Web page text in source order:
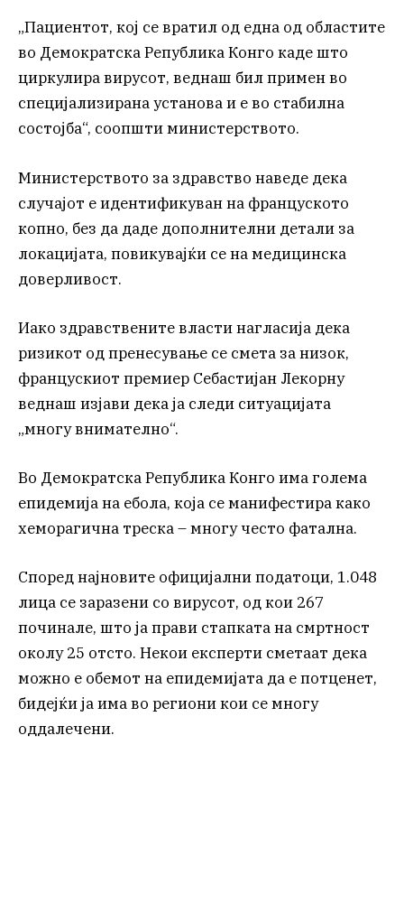
„Пациентот, кој се вратил од една од областите
во Демократска Република Конго каде што
циркулира вирусот, веднаш бил примен во
специјализирана установа и е во стабилна
состојба“, соопшти министерството.
Министерството за здравство наведе дека
случајот е идентификуван на француското
копно, без да даде дополнителни детали за
локацијата, повикувајќи се на медицинска
доверливост.
Иако здравствените власти нагласија дека
ризикот од пренесување се смета за низок,
францускиот премиер Себастијан Лекорну
веднаш изјави дека ја следи ситуацијата
„многу внимателно“.
Во Демократска Република Конго има голема
епидемија на ебола, која се манифестира како
хеморагична треска – многу често фатална.
Според најновите официјални податоци, 1.048
лица се заразени со вирусот, од кои 267
починале, што ја прави стапката на смртност
околу 25 отсто. Некои експерти сметаат дека
можно е обемот на епидемијата да е потценет,
бидејќи ја има во региони кои се многу
оддалечени.